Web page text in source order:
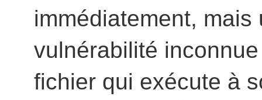
immédiatement,
vulnérabilité
fichier qui exécute à